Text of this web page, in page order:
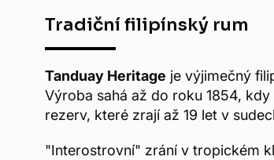
Tradiční filipínský rum
Tanduay Heritage je výjimečný
Výroba sahá až do roku 1854,
rezerv, které zrají až 19 let v
"Interostrovní" zrání v tropickém